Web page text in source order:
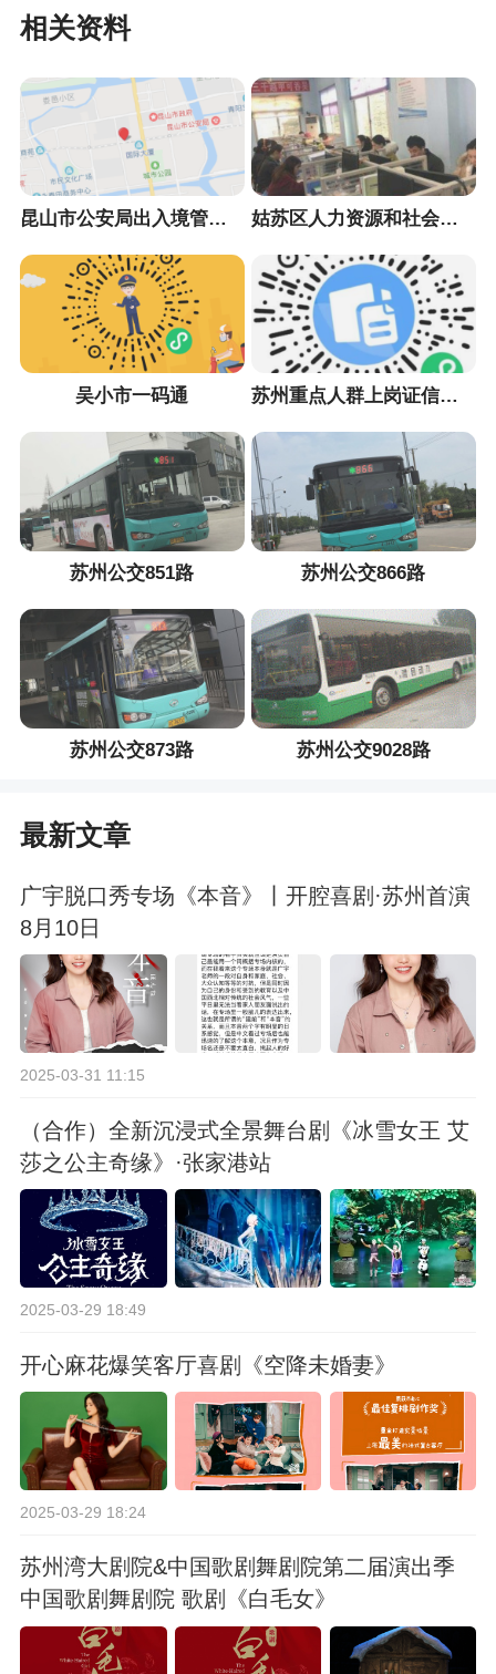
相关资料
昆山市公安局出入境管理大队 姑苏区人力资源和社会保障局
吴小市一码通 苏州重点人群上岗证信息采集小程序
苏州公交851路 苏州公交866路
苏州公交873路 苏州公交9028路
最新文章
广宇脱口秀专场《本音》丨开腔喜剧·苏州首演
8月10日
2025-03-31 11:15
（合作）全新沉浸式全景舞台剧《冰雪女王 艾
莎之公主奇缘》·张家港站
2025-03-29 18:49
开心麻花爆笑客厅喜剧《空降未婚妻》
2025-03-29 18:24
苏州湾大剧院&中国歌剧舞剧院第二届演出季
中国歌剧舞剧院 歌剧《白毛女》